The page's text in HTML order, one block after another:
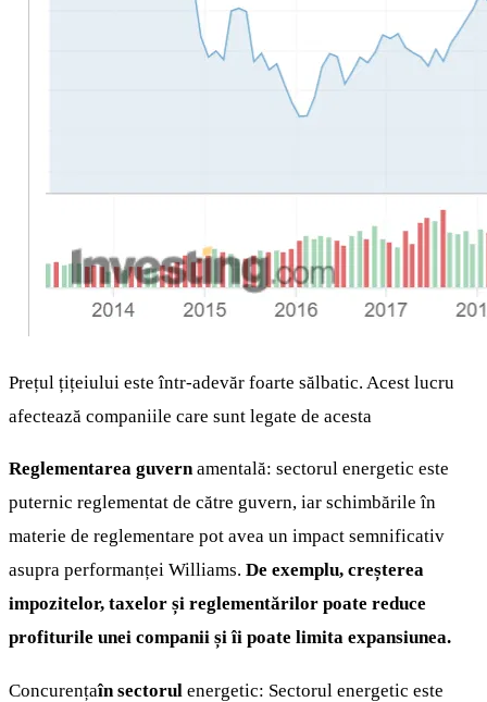
Prețul țițeiului este într-adevăr foarte sălbatic. Acest lucru
afectează companiile care sunt legate de acesta
Reglementarea guvernamentală: sectorul energetic este
puternic reglementat de către guvern, iar schimbările în
materie de reglementare pot avea un impact semnificativ
asupra performanței Williams. De exemplu, creșterea
impozitelor, taxelor și reglementărilor poate reduce
profiturile unei companii și îi poate limita expansiunea.
Concurențaîn sectorul energetic: Sectorul energetic este